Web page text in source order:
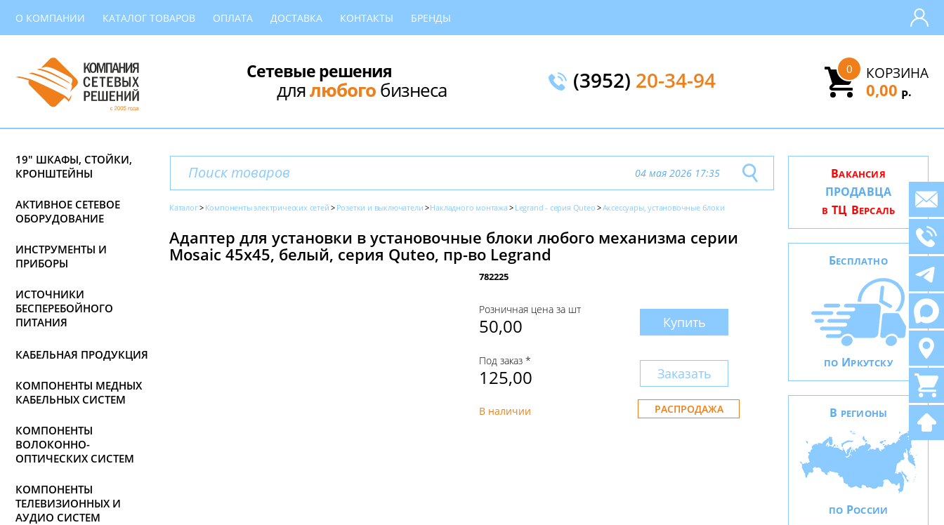
О КОМПАНИИ КАТАЛОГ ТОВАРОВ ОПЛАТА ДОСТАВКА КОНТАКТЫ БРЕНДЫ
Сетевые решения
длялюбогобизнеса (3952) 20-34-94 КОРЗИНА
0
0,00 Р.
19" ШКАФЫ, СТОЙКИ,
КРОНШТЕЙНЫ
АКТИВНОЕ СЕТЕВОЕ
ОБОРУДОВАНИЕ
ИНСТРУМЕНТЫ И
ПРИБОРЫ
ИСТОЧНИКИ
БЕСПЕРЕБОЙНОГО
ПИТАНИЯ
КАБЕЛЬНАЯ ПРОДУКЦИЯ
КОМПОНЕНТЫ МЕДНЫХ
КАБЕЛЬНЫХ СИСТЕМ
КОМПОНЕНТЫ
ВОЛОКОННО-
ОПТИЧЕСКИХ СИСТЕМ
КОМПОНЕНТЫ
ТЕЛЕВИЗИОННЫХ И
АУДИО СИСТЕМ
04 мая 2026 17:35
Каталог Компоненты электрических сетей Розетки и выключатели Накладного монтажа Legrand - серия Quteo Аксессуары, установочные блоки
Адаптер для установки в установочные блоки любого механизма серии
Mosaic 45x45, белый, серия Quteo, пр-во Legrand
782225
Розничная цена за шт
50,00 Купить
Под заказ *
125,00 Заказать
В наличии РАСПРОДАЖА
ВАКАНСИЯ
ПРОДАВЦА
В ТЦ ВЕРСАЛЬ
БЕСПЛАТНО
ПО ИРКУТСКУ
В РЕГИОНЫ
ПО РОССИИ